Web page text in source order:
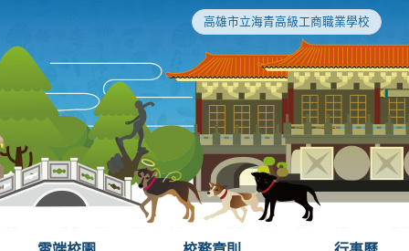
高雄市立海青高級工商職業學校